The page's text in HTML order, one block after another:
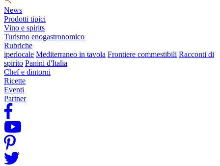
News
Prodotti tipici
Vino e spirits
Turismo enogastronomico
Rubriche
iperlocale Mediterraneo in tavola Frontiere commestibili Racconti di
spirito Panini d'Italia
Chef e dintorni
Ricette
Eventi
Partner